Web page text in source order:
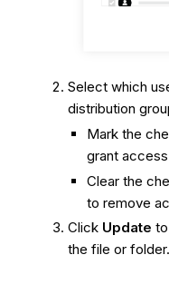
Select which
distribution
Mark the
grant
Clear the
to remove
Click Update
the file or folder.